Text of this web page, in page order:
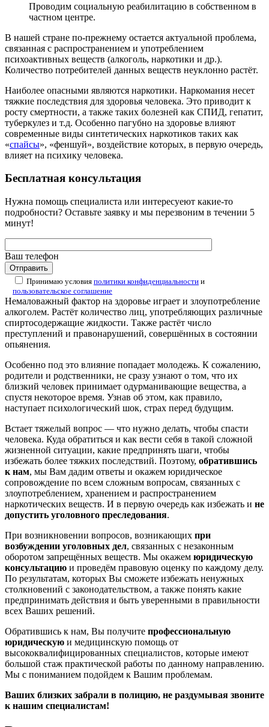
Проводим социальную реабилитацию в собственном в
частном центре.
В нашей стране по-прежнему остается актуальной проблема,
связанная с распространением и употреблением
психоактивных веществ (алкоголь, наркотики и др.).
Количество потребителей данных веществ неуклонно растёт.
Наиболее опасными являются наркотики. Наркомания несет
тяжкие последствия для здоровья человека. Это приводит к
росту смертности, а также таких болезней как СПИД, гепатит,
туберкулез и т.д. Особенно пагубно на здоровье влияют
современные виды синтетических наркотиков таких как
«спайсы», «феншуй», воздействие которых, в первую очередь,
влияет на психику человека.
Бесплатная консультация
Нужна помощь специалиста или интересуеют какие-то
подробности? Оставьте заявку и мы перезвоним в течении 5
минут!
Ваш телефон
Принимаю условия политики конфиденциальности и
пользовательское соглашение
Немаловажный фактор на здоровье играет и злоупотребление
алкоголем. Растёт количество лиц, употребляющих различные
спиртосодержащие жидкости. Также растёт число
преступлений и правонарушений, совершённых в состоянии
опьянения.
Особенно под это влияние попадает молодежь. К сожалению,
родители и родственники, не сразу узнают о том, что их
близкий человек принимает одурманивающие вещества, а
спустя некоторое время. Узнав об этом, как правило,
наступает психологический шок, страх перед будущим.
Встает тяжелый вопрос — что нужно делать, чтобы спасти
человека. Куда обратиться и как вести себя в такой сложной
жизненной ситуации, какие предпринять шаги, чтобы
избежать более тяжких последствий. Поэтому, обратившись
к нам, мы Вам дадим ответы и окажем юридическое
сопровождение по всем сложным вопросам, связанных с
злоупотреблением, хранением и распространением
наркотических веществ. И в первую очередь как избежать и не
допустить уголовного преследования.
При возникновении вопросов, возникающих при
возбуждении уголовных дел, связанных с незаконным
оборотом запрещённых веществ. Мы окажем юридическую
консультацию и проведём правовую оценку по каждому делу.
По результатам, которых Вы сможете избежать ненужных
столкновений с законодательством, а также понять какие
предпринимать действия и быть уверенными в правильности
всех Ваших решений.
Обратившись к нам, Вы получите профессиональную
юридическую и медицинскую помощь от
высококвалифицированных специалистов, которые имеют
большой стаж практической работы по данному направлению.
Мы с пониманием подойдем к Вашим проблемам.
Ваших близких забрали в полицию, не раздумывая звоните
к нашим специалистам!